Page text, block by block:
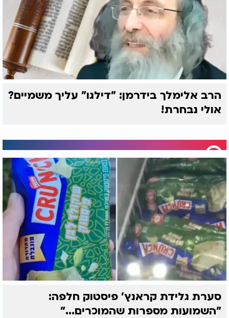
הרב אלימלך בידרמן: "דילגו" עליך משמיים?
אולי נבחרת!
סערת גלידת קראנץ' פיסטוק חלפה:
"השמועות מספרות שהמוכרים..."